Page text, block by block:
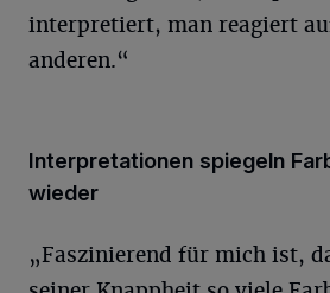
interpretiert, man reagiert
anderen.“
Interpretationen spiegeln
wieder
„Faszinierend für mich ist,